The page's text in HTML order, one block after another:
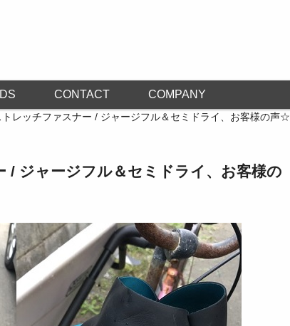
CONTACT COMPANY
レッチファスナー / ジャージフル＆セミドライ、お客様の声☆
/ ジャージフル＆セミドライ、お客様の